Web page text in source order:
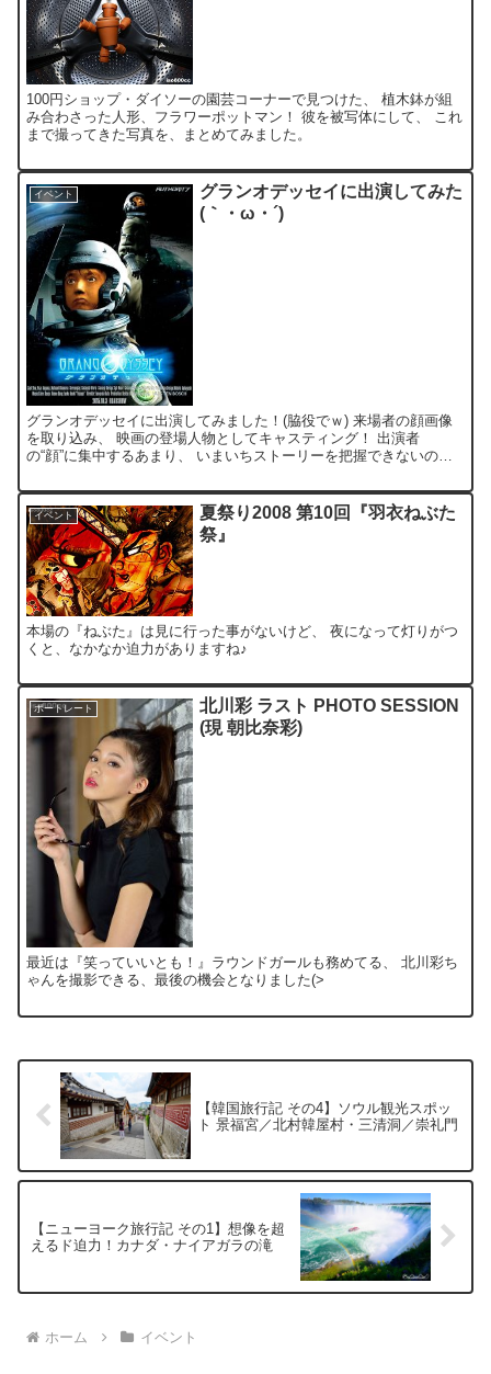
100円ショップ・ダイソーの園芸コーナーで見つけた、 植木鉢が組
み合わさった人形、フラワーポットマン！ 彼を被写体にして、 これ
まで撮ってきた写真を、まとめてみました。
イベント
グランオデッセイに出演してみた
(｀・ω・´)
グランオデッセイに出演してみました！(脇役でｗ) 来場者の顔画像
を取り込み、 映画の登場人物としてキャスティング！ 出演者
の“顔”に集中するあまり、 いまいちストーリーを把握できないのが
イベント
夏祭り2008 第10回『羽衣ねぶた
祭』
本場の『ねぶた』は見に行った事がないけど、 夜になって灯りがつ
くと、なかなか迫力がありますね♪
ポートレート
北川彩 ラスト PHOTO SESSION
(現 朝比奈彩)
最近は『笑っていいとも！』ラウンドガールも務めてる、 北川彩ち
ゃんを撮影できる、最後の機会となりました(>
【韓国旅行記 その4】ソウル観光スポッ
ト 景福宮／北村韓屋村・三清洞／崇礼門
【ニューヨーク旅行記 その1】想像を超
えるド迫力！カナダ・ナイアガラの滝
ホーム イベント